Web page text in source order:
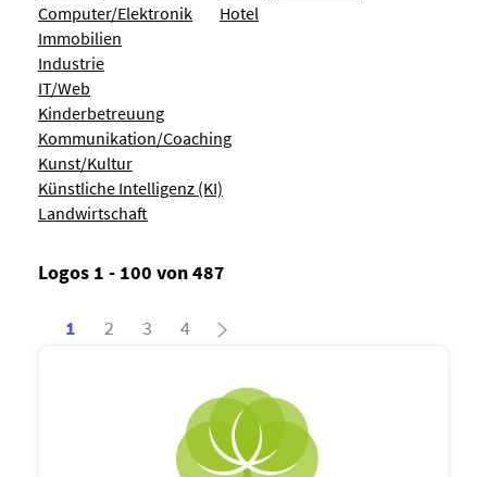
Computer/Elektronik
Hotel
Immobilien
Industrie
IT/Web
Kinderbetreuung
Kommunikation/Coaching
Kunst/Kultur
Künstliche Intelligenz (KI)
Landwirtschaft
Logos 1 - 100 von 487
1 2 3 4